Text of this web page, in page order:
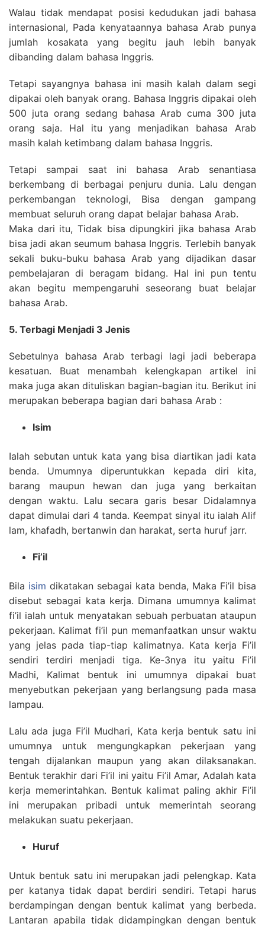
Walau tidak mendapat posisi kedudukan jadi bahasa
internasional, Pada kenyataannya bahasa Arab punya
jumlah kosakata yang begitu jauh lebih banyak
dibanding dalam bahasa Inggris.
Tetapi sayangnya bahasa ini masih kalah dalam segi
dipakai oleh banyak orang. Bahasa Inggris dipakai oleh
500 juta orang sedang bahasa Arab cuma 300 juta
orang saja. Hal itu yang menjadikan bahasa Arab
masih kalah ketimbang dalam bahasa Inggris.
Tetapi sampai saat ini bahasa Arab senantiasa
berkembang di berbagai penjuru dunia. Lalu dengan
perkembangan teknologi, Bisa dengan gampang
membuat seluruh orang dapat belajar bahasa Arab.
Maka dari itu, Tidak bisa dipungkiri jika bahasa Arab
bisa jadi akan seumum bahasa Inggris. Terlebih banyak
sekali buku-buku bahasa Arab yang dijadikan dasar
pembelajaran di beragam bidang. Hal ini pun tentu
akan begitu mempengaruhi seseorang buat belajar
bahasa Arab.
5. Terbagi Menjadi 3 Jenis
Sebetulnya bahasa Arab terbagi lagi jadi beberapa
kesatuan. Buat menambah kelengkapan artikel ini
maka juga akan dituliskan bagian-bagian itu. Berikut ini
merupakan beberapa bagian dari bahasa Arab :
Isim
Ialah sebutan untuk kata yang bisa diartikan jadi kata
benda. Umumnya diperuntukkan kepada diri kita,
barang maupun hewan dan juga yang berkaitan
dengan waktu. Lalu secara garis besar Didalamnya
dapat dimulai dari 4 tanda. Keempat sinyal itu ialah Alif
lam, khafadh, bertanwin dan harakat, serta huruf jarr.
Fi’il
Bila isim dikatakan sebagai kata benda, Maka Fi’il bisa
disebut sebagai kata kerja. Dimana umumnya kalimat
fi’il ialah untuk menyatakan sebuah perbuatan ataupun
pekerjaan. Kalimat fi’il pun memanfaatkan unsur waktu
yang jelas pada tiap-tiap kalimatnya. Kata kerja Fi’il
sendiri terdiri menjadi tiga. Ke-3nya itu yaitu Fi’il
Madhi, Kalimat bentuk ini umumnya dipakai buat
menyebutkan pekerjaan yang berlangsung pada masa
lampau.
Lalu ada juga Fi’il Mudhari, Kata kerja bentuk satu ini
umumnya untuk mengungkapkan pekerjaan yang
tengah dijalankan maupun yang akan dilaksanakan.
Bentuk terakhir dari Fi’il ini yaitu Fi’il Amar, Adalah kata
kerja memerintahkan. Bentuk kalimat paling akhir Fi’il
ini merupakan pribadi untuk memerintah seorang
melakukan suatu pekerjaan.
Huruf
Untuk bentuk satu ini merupakan jadi pelengkap. Kata
per katanya tidak dapat berdiri sendiri. Tetapi harus
berdampingan dengan bentuk kalimat yang berbeda.
Lantaran apabila tidak didampingkan dengan bentuk